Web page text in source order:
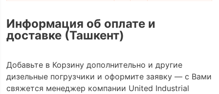
Информация об оплате и
доставке (Ташкент)
Добавьте в Корзину дополнительно и другие
дизельные погрузчики и оформите заявку — с Вами
свяжется менеджер компании United Industrial